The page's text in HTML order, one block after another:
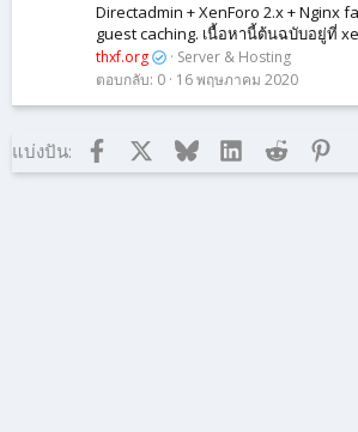
Directadmin + XenForo 2.x + Nginx
guest caching. เนื้อหานี้ต้นฉบับอยู่ที่
แต่ทางผมนำมาดัดแปลงเพื่อให้ใช้งานกั
ครับ...
thxf.org
Server & Hosting
ตอบกลับ 0 16 พฤษภาคม 2020
แบ่งปัน: FacebookX (ทวิตเตอร์)
Bluesky LinkedInReddit